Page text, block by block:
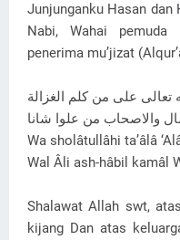
Junjunganku Hasan dan
Nabi, Wahai pemuda
penerima mu’jizat
تعالی علی من کلم الغزالة
والاصحاب من علوا شانا
Wa sholâtullâhi ta’âlâ
Wal Âli ash-hâbil kamâl
Shalawat Allah swt,
kijang Dan atas